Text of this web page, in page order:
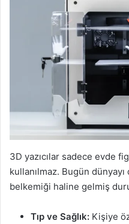
3D yazıcılar sadece evde
kullanılmaz. Bugün
belkemiği haline gelmiş
Tıp ve Sağlık: Kişiye